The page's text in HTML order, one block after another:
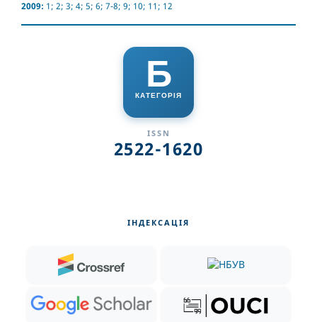
2009: 1; 2; 3; 4; 5; 6; 7-8; 9; 10; 11; 12
Б
КАТЕГОРІЯ
ISSN
2522-1620
ІНДЕКСАЦІЯ